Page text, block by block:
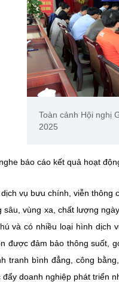
Toàn cảnh Hội nghị
2025
báo cáo kết quả hoạt
vụ bưu chính, viễn thông
sâu, vùng xa, chất lượng
và có nhiều loại hình dịch
được đảm bảo thông suốt,
tranh bình đẳng, công
đẩy doanh nghiệp phát triển